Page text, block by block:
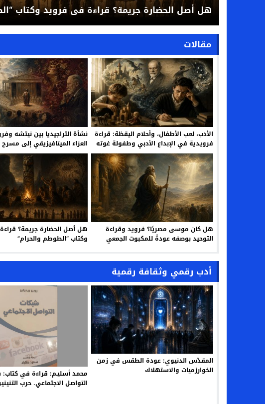
الجنون بوصفه كشفًا: الأنا، اللغة، والموت في
مقالات
الأدب، لعب الأطفال، وأحلام اليقظة: قراءة
فرويدية في الإبداع الأدبي وطفولة غوته
نشأة التراجيديا بين نيتشه
العزاء الميتافيزيقي إلى مسرح
الأولى
هل كان موسى مصريًا؟ فرويد وقراءة
التوحيد بوصفه عودةً للمكبوت الجمعي
هل أصل الحضارة جريمة؟
وكتاب “الطوطم والحرام”
أدب رقمي وثقافة رقمية
المقدّس الدنيوي: عودة الطقس في زمن
الخوارزميات والاستهلاك
محمد أسليـم: قراءة في
التواصل الاجتماعي. حرب